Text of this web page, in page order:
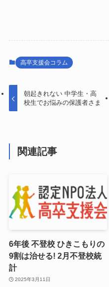
高卒支援会コラム
朝起きれない 中学生・高
校生でお悩みの保護者さま
関連記事
6年後 不登校 ひきこもりの
9割は治せる! 2月不登校統
計
2025年3月11日